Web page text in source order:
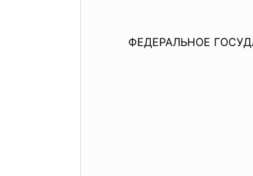
ФЕДЕРАЛЬНОЕ